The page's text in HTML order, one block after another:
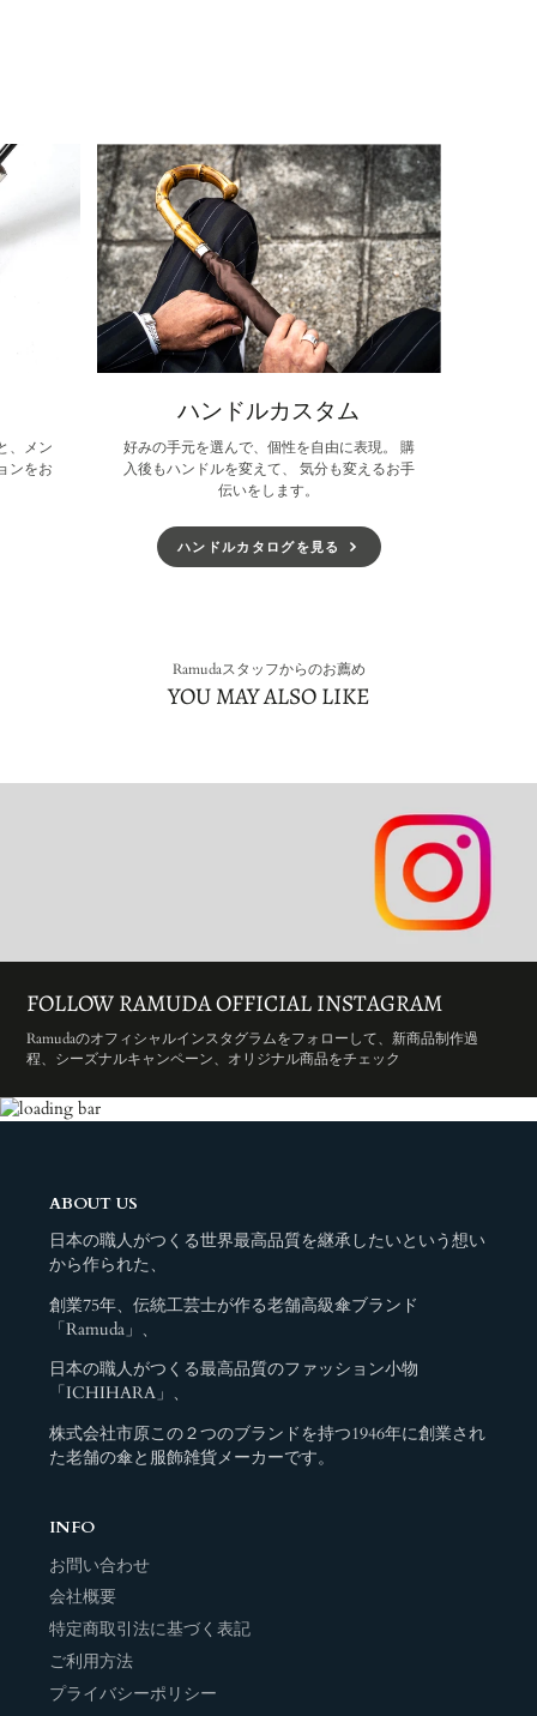
ま
す。
ま
す。
、メン
ンをお
ハンドルカスタム
好みの手元を選んで、個性を自由に表現。 購
入後もハンドルを変えて、 気分も変えるお手
伝いをします。
ハンドルカタログを見る
Ramudaスタッフからのお薦め
YOU MAY ALSO LIKE
FOLLOW RAMUDA OFFICIAL INSTAGRAM
Ramudaのオフィシャルインスタグラムをフォローして、新商品制作過
程、シーズナルキャンペーン、オリジナル商品をチェック
ABOUT US
日本の職人がつくる世界最高品質を継承したいという想い
から作られた、
創業75年、伝統工芸士が作る老舗高級傘ブランド
「Ramuda」、
日本の職人がつくる最高品質のファッション小物
「ICHIHARA」、
株式会社市原この２つのブランドを持つ1946年に創業され
た老舗の傘と服飾雑貨メーカーです。
INFO
お問い合わせ
会社概要
特定商取引法に基づく表記
ご利用方法
プライバシーポリシー